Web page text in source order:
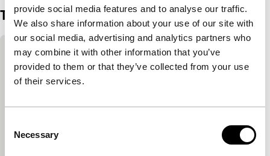
provide social media features and to analyse our traffic.
We also share information about your use of our site with
our social media, advertising and analytics partners who
may combine it with other information that you’ve
provided to them or that they’ve collected from your use
of their services.
Selection
Necessary
Trailer
Ingesloten inhoud van YouTube overslaan
Deze inhoud is beschikbaar na het accepteren
van de marketingcookies.